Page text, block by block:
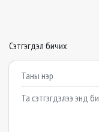
Сэтгэгдэл бичих
Example textarea